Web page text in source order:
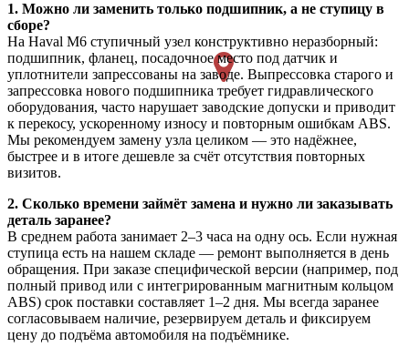
1. Можно ли заменить только подшипник, а не ступицу в
сборе?
На Haval M6 ступичный узел конструктивно неразборный:
подшипник, фланец, посадочное место под датчик и
уплотнители запрессованы на заводе. Выпрессовка старого и
запрессовка нового подшипника требует гидравлического
оборудования, часто нарушает заводские допуски и приводит
к перекосу, ускоренному износу и повторным ошибкам ABS.
Мы рекомендуем замену узла целиком — это надёжнее,
быстрее и в итоге дешевле за счёт отсутствия повторных
визитов.
2. Сколько времени займёт замена и нужно ли заказывать
деталь заранее?
В среднем работа занимает 2–3 часа на одну ось. Если нужная
ступица есть на нашем складе — ремонт выполняется в день
обращения. При заказе специфической версии (например, под
полный привод или с интегрированным магнитным кольцом
ABS) срок поставки составляет 1–2 дня. Мы всегда заранее
согласовываем наличие, резервируем деталь и фиксируем
цену до подъёма автомобиля на подъёмнике.